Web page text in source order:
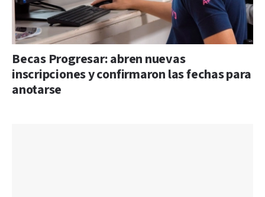
Becas Progresar: abren nuevas
inscripciones y confirmaron las fechas para
anotarse